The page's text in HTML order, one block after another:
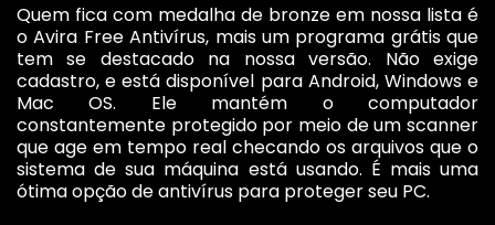
Quem fica com medalha de bronze em nossa lista é
o Avira Free Antivírus, mais um programa grátis que
tem se destacado na nossa versão. Não exige
cadastro, e está disponível para Android, Windows e
Mac OS. Ele mantém o computador
constantemente protegido por meio de um scanner
que age em tempo real checando os arquivos que o
sistema de sua máquina está usando. É mais uma
ótima opção de antivírus para proteger seu PC.